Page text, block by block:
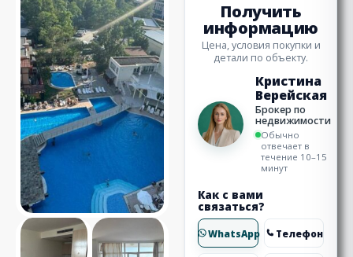
Получить
информацию
Цена, условия покупки и
детали по объекту.
Кристина
Верейская
Брокер по
недвижимости
Обычно
отвечает в
течение 10–15
минут
Как с вами
связаться?
WhatsApp Телефон